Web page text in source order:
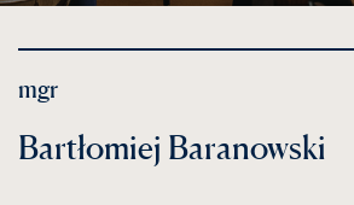
mgr
Bartłomiej Baranowski